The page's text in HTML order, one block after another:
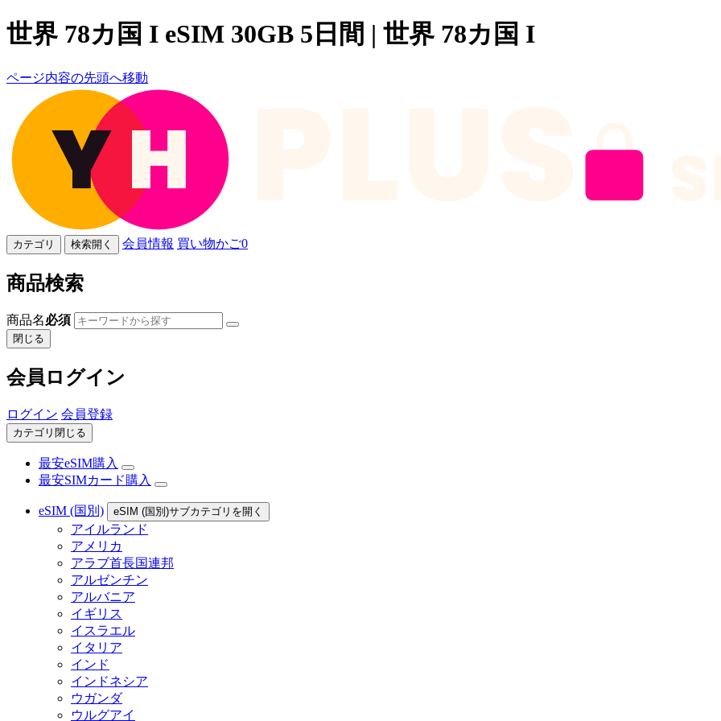
世界 78カ国 I eSIM 30GB 5日間 | 世界 78カ国 I
ページ内容の先頭へ移動
カテゴリ 検索開く 会員情報 買い物かご0
商品検索
商品名必須
閉じる
会員ログイン
ログイン 会員登録
カテゴリ閉じる
最安eSIM購入
最安SIMカード購入
eSIM (国別) eSIM (国別)サブカテゴリを開く
アイルランド
アメリカ
アラブ首長国連邦
アルゼンチン
アルバニア
イギリス
イスラエル
イタリア
インド
インドネシア
ウガンダ
ウルグアイ